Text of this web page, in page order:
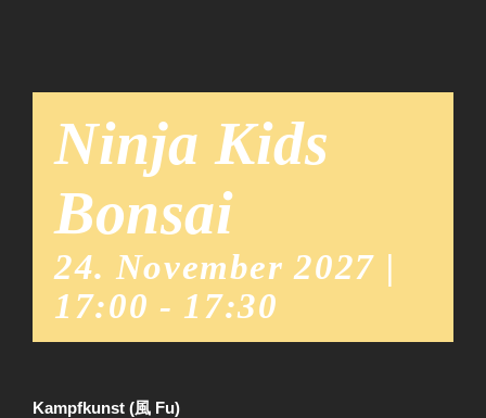
Ninja Kids
Bonsai
24. November 2027 |
17:00 - 17:30
Kampfkunst (風 Fu)